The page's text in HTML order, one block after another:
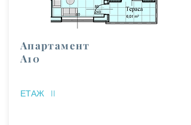
Апартамент
А10
II
ЕТАЖ